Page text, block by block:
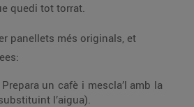
quedi tot torrat.
panellets més originals, et
Prepara un cafè i mescla’l amb la
l’aigua).